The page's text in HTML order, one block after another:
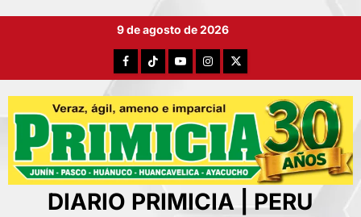
9 de agosto de 2026
FacebookTikTokYouTubeInstagram
X
DIARIO PRIMICIA | PERU